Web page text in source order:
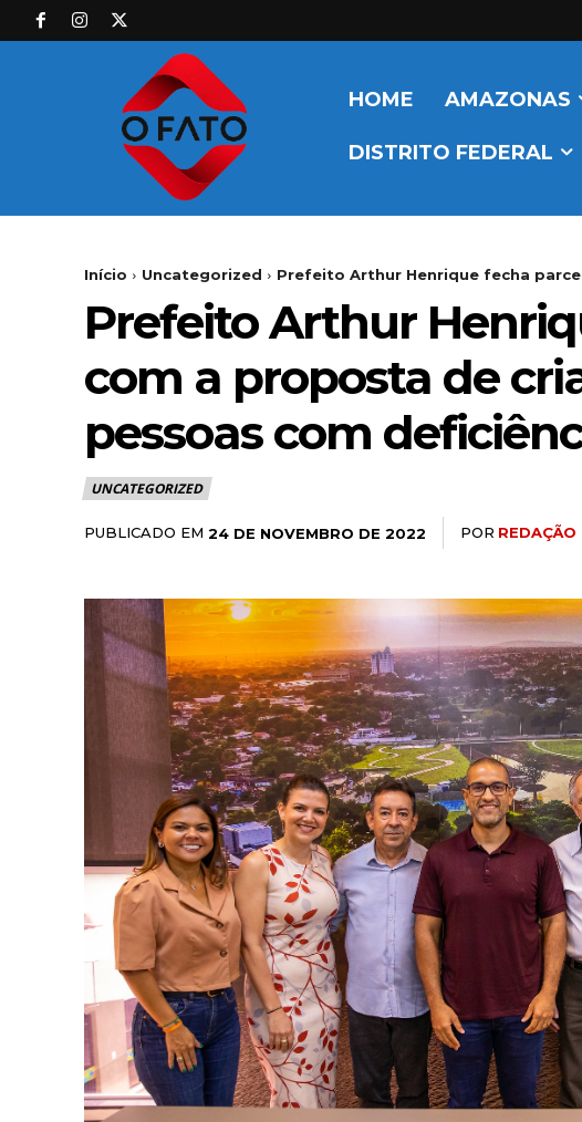
HOME AMAZONAS
DISTRITO FEDERAL
Início Uncategorized Prefeito Arthur Henrique fecha
Prefeito Arthur
com a proposta de
pessoas com
UNCATEGORIZED
PUBLICADO EM 24 DE NOVEMBRO DE 2022 POR